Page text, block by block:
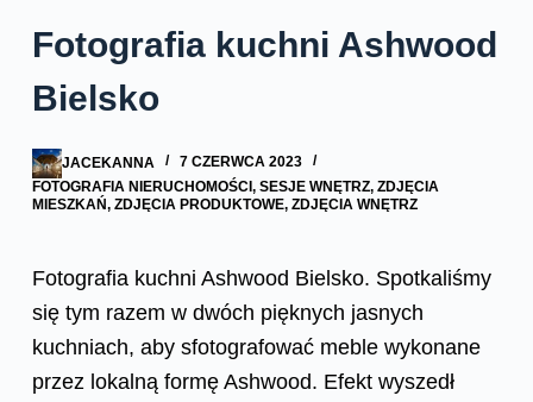
Fotografia kuchni Ashwood
Bielsko
JACEKANNA
7 CZERWCA 2023
FOTOGRAFIA NIERUCHOMOŚCI, SESJE WNĘTRZ, ZDJĘCIA
MIESZKAŃ, ZDJĘCIA PRODUKTOWE, ZDJĘCIA WNĘTRZ
Fotografia kuchni Ashwood Bielsko. Spotkaliśmy
się tym razem w dwóch pięknych jasnych
kuchniach, aby sfotografować meble wykonane
przez lokalną formę Ashwood. Efekt wyszedł